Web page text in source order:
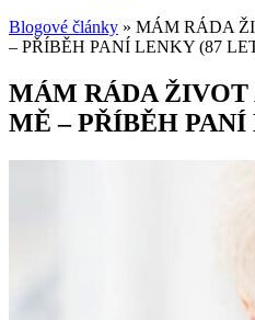
Blogové články » MÁM RÁDA
– PŘÍBĚH PANÍ LENKY (87
MÁM RÁDA
MĚ – PŘÍBĚH